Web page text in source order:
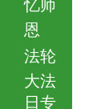
忆师
恩
法轮
大法
日专